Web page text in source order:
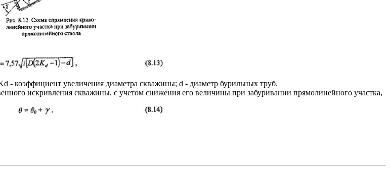
- коэффициент увеличения диаметра скважины; d - диаметр бурильных труб.
искривления скважины, с учетом снижения его величины при забуривании прямолинейного участка,